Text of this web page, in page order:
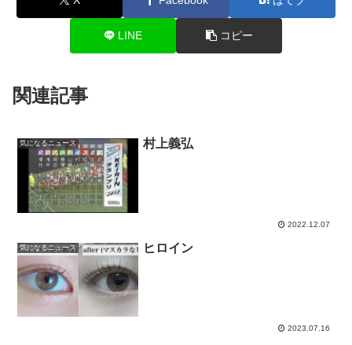
LINE コピー
関連記事
気になるニュース 村上義弘
2022.12.07
気になるニュース ヒロイン
2023.07.16